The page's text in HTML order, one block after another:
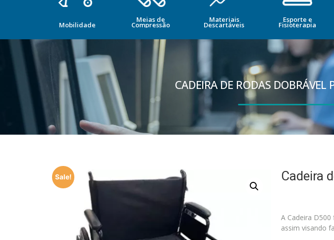
Mobilidade
Meias de
Compressão
Materiais
Descartáveis
Esporte e
Fisioterapia
CADEIRA DE RODAS
Sale! Cadeira
A Cadeira
assim visando